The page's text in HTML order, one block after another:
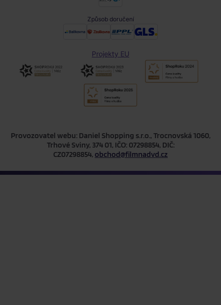
Způsob doručení
Projekty EU
Provozovatel webu: Daniel Shopping s.r.o., Trocnovská 1060,
Trhové Sviny, 374 01, IČO: 07298854, DIČ:
CZ07298854, obchod@filmnadvd.cz